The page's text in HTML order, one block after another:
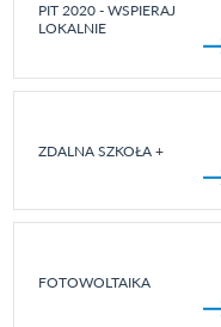
PIT 2020 - WSPIERAJ
LOKALNIE
ZDALNA SZKOŁA +
FOTOWOLTAIKA